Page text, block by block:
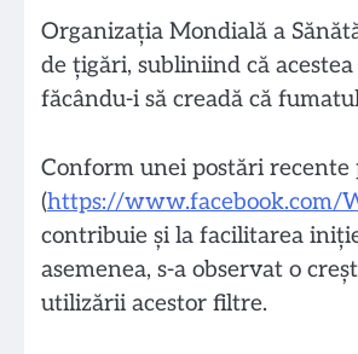
Organizația Mondială a
de țigări, subliniind că
făcându-i să creadă că
Conform unei postări recente
(https://www.facebook.com/
contribuie și la facilitarea
asemenea, s-a observat o
utilizării acestor filtre.